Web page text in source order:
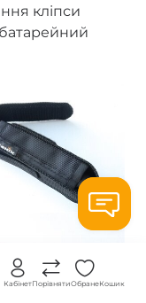
КабінетПорівнятиОбранеКошик
кліпси